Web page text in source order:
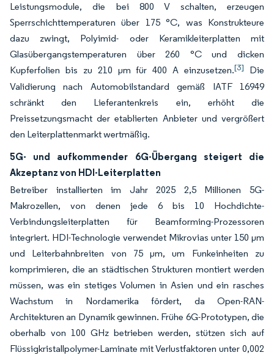
Leistungsmodule, die bei 800 V schalten, erzeugen
Sperrschichttemperaturen über 175 °C, was Konstrukteure
dazu zwingt, Polyimid- oder Keramikleiterplatten mit
Glasübergangstemperaturen über 260 °C und dicken
Kupferfolien bis zu 210 μm für 400 A einzusetzen.[3]
Die
Validierung nach Automobilstandard gemäß IATF 16949
schränkt den Lieferantenkreis ein, erhöht die
Preissetzungsmacht der etablierten Anbieter und vergrößert
den Leiterplattenmarkt wertmäßig.
5G- und aufkommender 6G-Übergang steigert die
Akzeptanz von HDI-Leiterplatten
Betreiber installierten im Jahr 2025 2,5 Millionen 5G-
Makrozellen, von denen jede 6 bis 10 Hochdichte-
Verbindungsleiterplatten für Beamforming-Prozessoren
integriert. HDI-Technologie verwendet Mikrovias unter 150 μm
und Leiterbahnbreiten von 75 μm, um Funkeinheiten zu
komprimieren, die an städtischen Strukturen montiert werden
müssen, was ein stetiges Volumen in Asien und ein rasches
Wachstum in Nordamerika fördert, da Open-RAN-
Architekturen an Dynamik gewinnen. Frühe 6G-Prototypen, die
oberhalb von 100 GHz betrieben werden, stützen sich auf
Flüssigkristallpolymer-Laminate mit Verlustfaktoren unter 0,002